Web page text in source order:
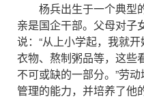
杨兵出生于一个典型
亲是国企干部。父母对子
说：“从上小学起，我就
衣物、熬制粥品等，这些
不可或缺的一部分。”劳
管理的能力，并培养了他